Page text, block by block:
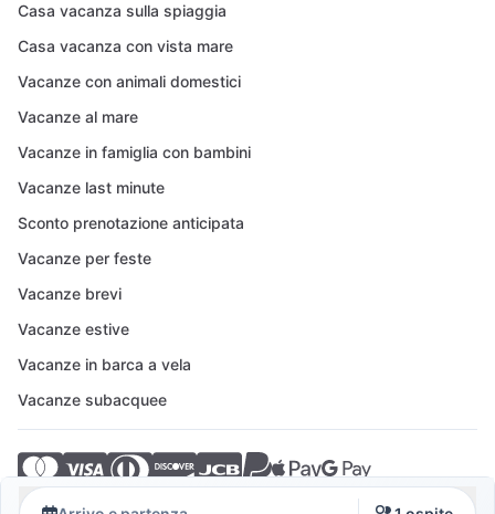
Casa vacanza sulla spiaggia
Casa vacanza con vista mare
Vacanze con animali domestici
Vacanze al mare
Vacanze in famiglia con bambini
Vacanze last minute
Sconto prenotazione anticipata
Vacanze per feste
Vacanze brevi
Vacanze estive
Vacanze in barca a vela
Vacanze subacquee
© 2026 Crovillas GmbH